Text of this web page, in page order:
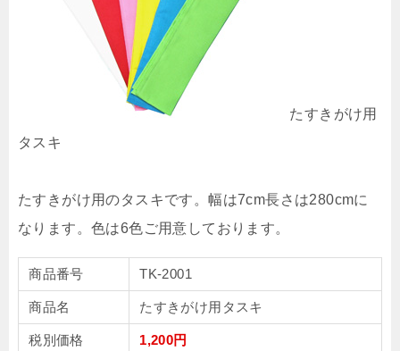
たすきがけ用
タスキ
たすきがけ用のタスキです。幅は7cm長さは280cmに
なります。色は6色ご用意しております。
商品番号 TK-2001
商品名 たすきがけ用タスキ
税別価格 1,200円